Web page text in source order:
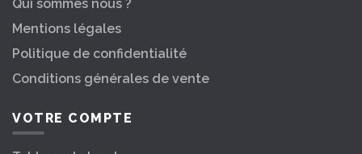
Qui sommes nous ?
Mentions légales
Politique de confidentialité
Conditions générales de vente
VOTRE COMPTE